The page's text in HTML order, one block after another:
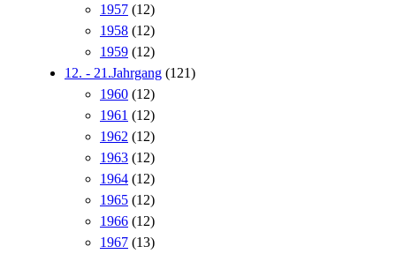
1957 (12)
1958 (12)
1959 (12)
12. - 21.Jahrgang (121)
1960 (12)
1961 (12)
1962 (12)
1963 (12)
1964 (12)
1965 (12)
1966 (12)
1967 (13)